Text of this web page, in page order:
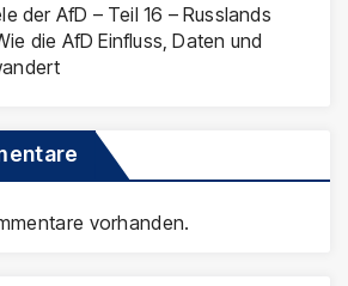
der AfD – Teil 16 – Russlands
die AfD Einfluss, Daten und
vorhanden.